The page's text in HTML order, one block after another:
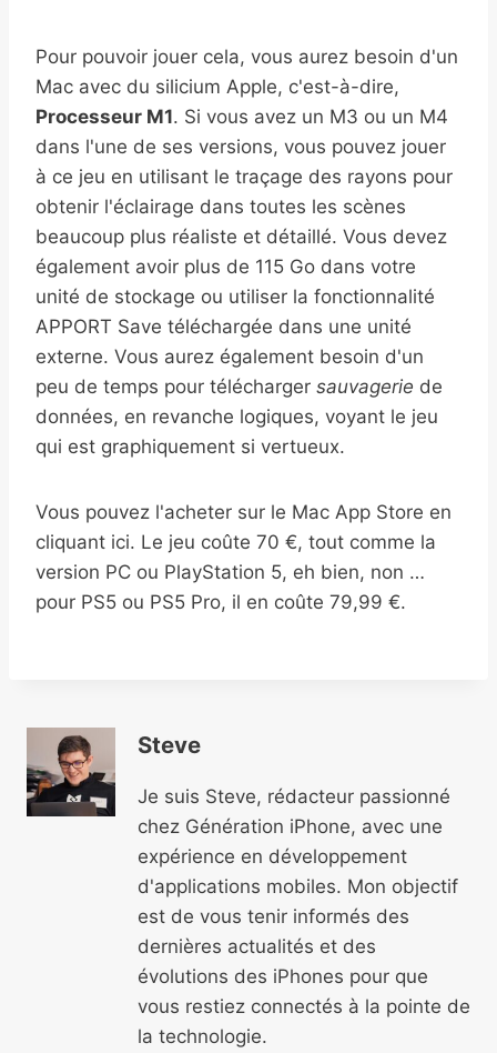
Pour pouvoir jouer cela, vous aurez besoin d'un
Mac avec du silicium Apple, c'est-à-dire,
Processeur M1. Si vous avez un M3 ou un M4
dans l'une de ses versions, vous pouvez jouer
à ce jeu en utilisant le traçage des rayons pour
obtenir l'éclairage dans toutes les scènes
beaucoup plus réaliste et détaillé. Vous devez
également avoir plus de 115 Go dans votre
unité de stockage ou utiliser la fonctionnalité
APPORT Save téléchargée dans une unité
externe. Vous aurez également besoin d'un
peu de temps pour télécharger sauvagerie de
données, en revanche logiques, voyant le jeu
qui est graphiquement si vertueux.
Vous pouvez l'acheter sur le Mac App Store en
cliquant ici. Le jeu coûte 70 €, tout comme la
version PC ou PlayStation 5, eh bien, non …
pour PS5 ou PS5 Pro, il en coûte 79,99 €.
Steve
Je suis Steve, rédacteur passionné
chez Génération iPhone, avec une
expérience en développement
d'applications mobiles. Mon objectif
est de vous tenir informés des
dernières actualités et des
évolutions des iPhones pour que
vous restiez connectés à la pointe de
la technologie.